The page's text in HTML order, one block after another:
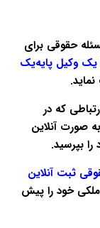
حقوقی برای
یک وکیل پایه‌یک
که در
صورت آنلاین
بپرسید.
ثبت آنلاین
ملکی خود را پیش